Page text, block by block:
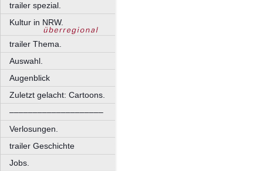
trailer spezial.
Kultur in NRW.
trailer Thema.
Auswahl.
Augenblick
Zuletzt gelacht: Cartoons.
––––––––––––––––––––
Verlosungen.
trailer Geschichte
Jobs.